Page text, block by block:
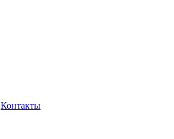
Контакты